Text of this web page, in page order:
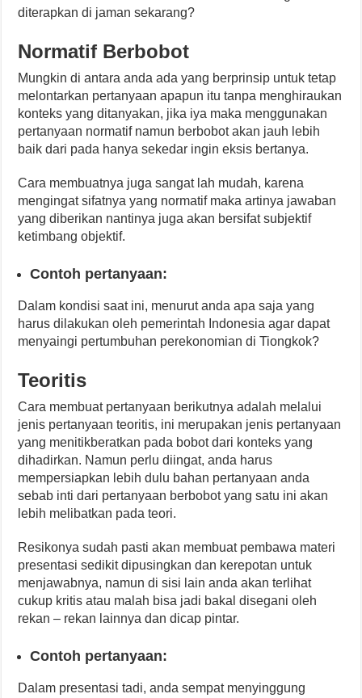
diterapkan di jaman sekarang?
Normatif Berbobot
Mungkin di antara anda ada yang berprinsip untuk tetap
melontarkan pertanyaan apapun itu tanpa menghiraukan
konteks yang ditanyakan, jika iya maka menggunakan
pertanyaan normatif namun berbobot akan jauh lebih
baik dari pada hanya sekedar ingin eksis bertanya.
Cara membuatnya juga sangat lah mudah, karena
mengingat sifatnya yang normatif maka artinya jawaban
yang diberikan nantinya juga akan bersifat subjektif
ketimbang objektif.
Contoh pertanyaan:
Dalam kondisi saat ini, menurut anda apa saja yang
harus dilakukan oleh pemerintah Indonesia agar dapat
menyaingi pertumbuhan perekonomian di Tiongkok?
Teoritis
Cara membuat pertanyaan berikutnya adalah melalui
jenis pertanyaan teoritis, ini merupakan jenis pertanyaan
yang menitikberatkan pada bobot dari konteks yang
dihadirkan. Namun perlu diingat, anda harus
mempersiapkan lebih dulu bahan pertanyaan anda
sebab inti dari pertanyaan berbobot yang satu ini akan
lebih melibatkan pada teori.
Resikonya sudah pasti akan membuat pembawa materi
presentasi sedikit dipusingkan dan kerepotan untuk
menjawabnya, namun di sisi lain anda akan terlihat
cukup kritis atau malah bisa jadi bakal disegani oleh
rekan – rekan lainnya dan dicap pintar.
Contoh pertanyaan:
Dalam presentasi tadi, anda sempat menyinggung